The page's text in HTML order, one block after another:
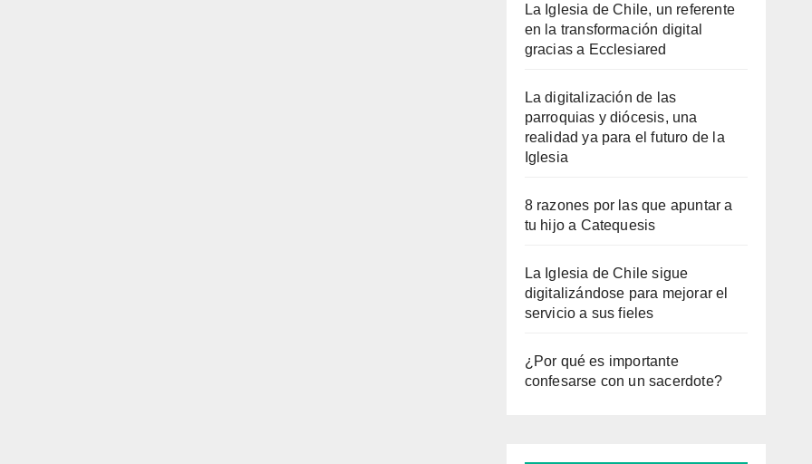
La Iglesia de Chile, un referente
en la transformación digital
gracias a Ecclesiared
La digitalización de las
parroquias y diócesis, una
realidad ya para el futuro de la
Iglesia
8 razones por las que apuntar a
tu hijo a Catequesis
La Iglesia de Chile sigue
digitalizándose para mejorar el
servicio a sus fieles
¿Por qué es importante
confesarse con un sacerdote?